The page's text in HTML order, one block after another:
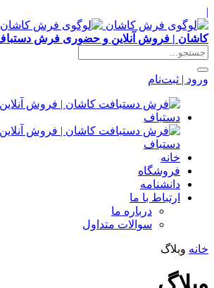
|
کاشان | فروش آنلاین و حضوری فرش
ورود | ثبت‌نام
خانه
فروشگاه
دانشنامه
ارتباط با ما
درباره ما
سوالات متداول
خانه وبلاگ